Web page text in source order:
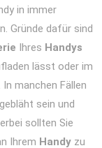
in immer
Gründe dafür sind
Ihres Handys
lässt oder im
manchen Fällen
sein und
sollten Sie
Ihrem Handy zu